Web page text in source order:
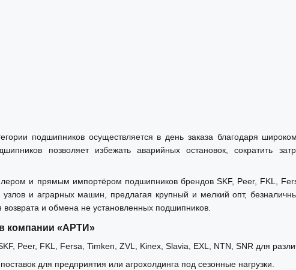
подшипников осуществляется в день заказа благодаря
позволяет избежать аварийных остановок, сократить
и прямым импортёром подшипников брендов SKF, Peer, FKL,
и аграрных машин, предлагая крупный и мелкий опт,
и обмена не установленных подшипников.
компании «АРТИ»
Peer, FKL, Fersa, Timken, ZVL, Kinex, Slavia, EXL, NTN, SNR для
для предприятия или агрохолдинга под сезонные нагрузки.